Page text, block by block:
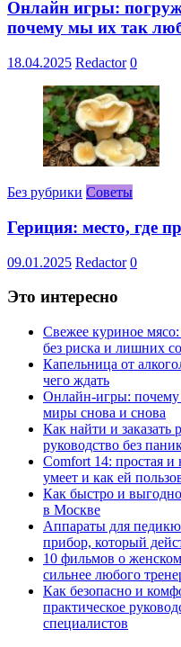
Онлайн игры:
почему мы их так
18.04.2025 Redactor 0
Без рубрики Советы
Гериция: место, где
09.01.2025 Redactor 0
Это интересно
Свежее куриное
без риска и лишних
Капельница от
чего ждать
Онлайн-игры: почему
миры снова и снова
Как найти и заказать
руководство без
Comfort 14: простая
умеет и как ей
Как быстро и выгодно
в Москве
Аппараты для
прибор, который
10 фильмов о
сильнее любого
Как безопасно и
практическое
специалистов